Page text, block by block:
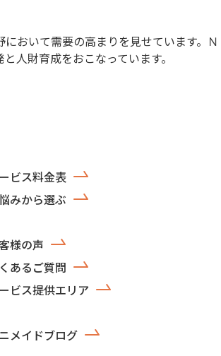
おいて需要の高まりを見せています。
人財育成をおこなっています。
ビス料金表
みから選ぶ
様の声
あるご質問
ビス提供エリア
メイドブログ